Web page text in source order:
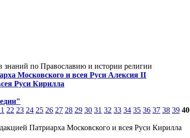
по Православию и истории религии
Московского и всея Руси Алексия II
Руси Кирилла
22 23 24 25 26 27 28 29 30 31 32 33 34 35 36 37 38 39 40
Патриарха Московского и всея Руси Кирилла